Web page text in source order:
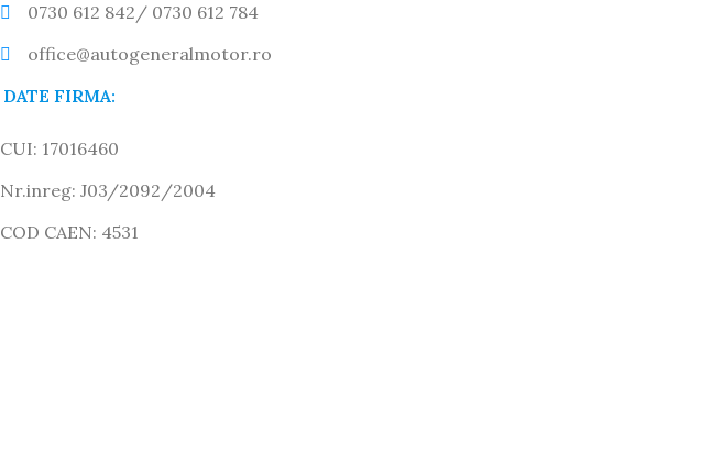
0730 612 842/ 0730 612 784
office@autogeneralmotor.ro
DATE FIRMA:
CUI: 17016460
Nr.inreg: J03/2092/2004
COD CAEN: 4531